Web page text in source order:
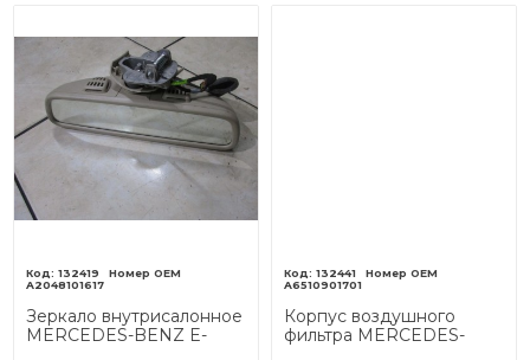
132419
A2048101617
Зеркало внутрисалонное
MERCEDES-BENZ E-
132441
A6510901701
Корпус воздушного
фильтра MERCEDES-